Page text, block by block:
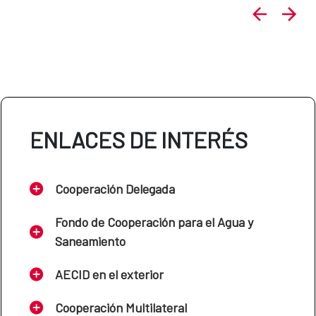
ENLACES DE INTERÉS
Cooperación Delegada
Fondo de Cooperación para el Agua y
Saneamiento
AECID en el exterior
Cooperación Multilateral